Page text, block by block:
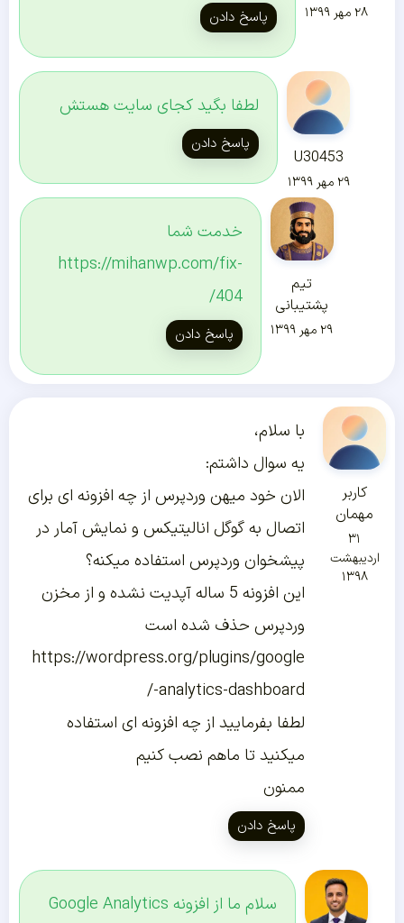
۲۸ مهر ۱۳۹۹ پاسخ دادن
U30453
۲۹ مهر ۱۳۹۹
لطفا بگید کجای سایت هستش
پاسخ دادن
تیم
پشتیبانی
۲۹ مهر ۱۳۹۹
خدمت شما
https://mihanwp.com/fix-
404/
پاسخ دادن
کاربر
مهمان
۳۱
اردیبهشت
۱۳۹۸
با سلام،
یه سوال داشتم:
الان خود میهن وردپرس از چه افزونه ای برای
اتصال به گوگل انالیتیکس و نمایش آمار در
پیشخوان وردپرس استفاده میکنه؟
این افزونه 5 ساله آپدیت نشده و از مخزن
وردپرس حذف شده است
https://wordpress.org/plugins/google
-analytics-dashboard/
لطفا بفرمایید از چه افزونه ای استفاده
میکنید تا ماهم نصب کنیم
ممنون
پاسخ دادن
سلام ما از افزونه Google Analytics